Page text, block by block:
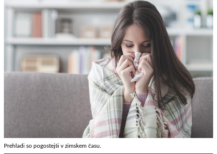
Prehladi so pogostejši v zimskem času.